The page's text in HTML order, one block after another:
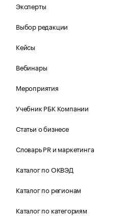
Эксперты
Выбор редакции
Кейсы
Вебинары
Мероприятия
Учебник РБК Компании
Статьи о бизнесе
Словарь PR и маркетинга
Каталог по ОКВЭД
Каталог по регионам
Каталог по категориям